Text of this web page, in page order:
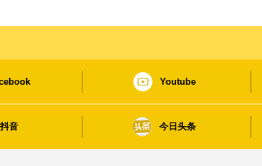
Youtube
抖音 今日头条